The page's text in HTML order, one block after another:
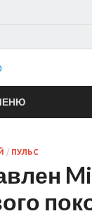
Авто
/ ПУЛЬС